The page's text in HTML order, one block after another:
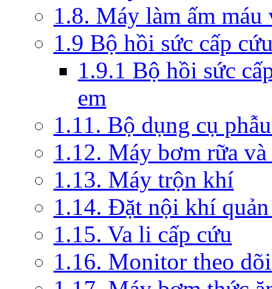
1.8. Máy làm ấm
1.9 Bộ hồi sức cấp
1.9.1 Bộ hồi sức
em
1.11. Bộ dụng cụ
1.12. Máy bơm rữa
1.13. Máy trộn khí
1.14. Đặt nội khí
1.15. Va li cấp cứu
1.16. Monitor theo